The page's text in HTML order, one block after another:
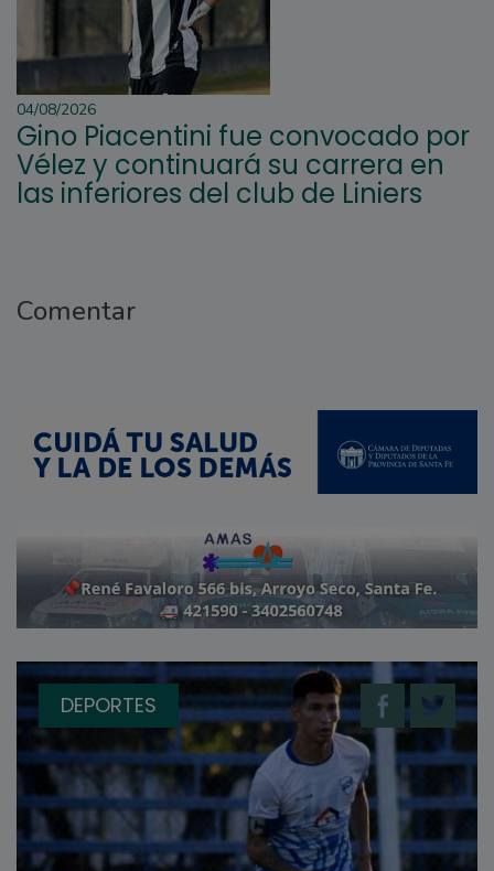
04/08/2026
Gino Piacentini fue convocado por
Vélez y continuará su carrera en
las inferiores del club de Liniers
Comentar
DEPORTES